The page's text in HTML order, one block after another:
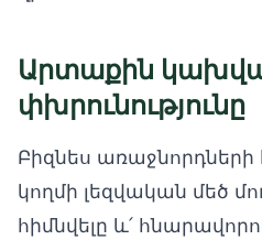
Արտաքին
փխրունությունը
Բիզնես
կողմի լեզվական մեծ
հիմնվելը և՛